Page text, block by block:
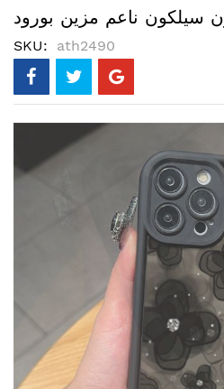
سيلكون ناعم مزين بورود
SKU ath2490
النهاية